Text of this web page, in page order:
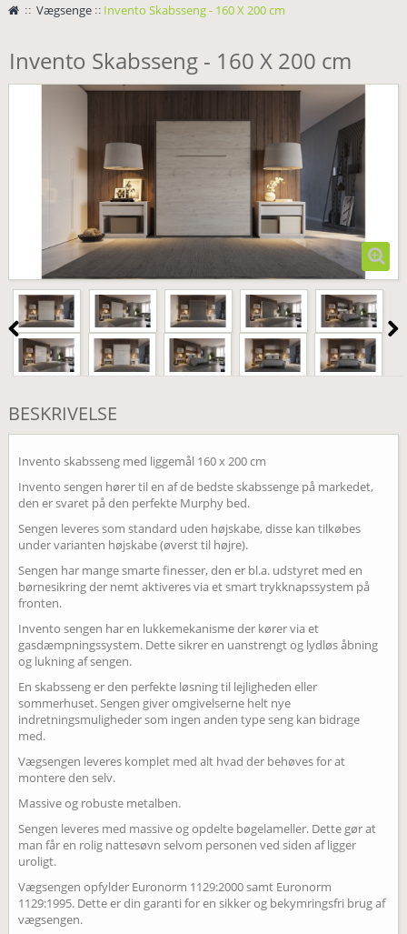
> Vægsenge > Invento Skabsseng - 160 X 200 cm
Invento Skabsseng - 160 X 200 cm
BESKRIVELSE
Invento skabsseng med liggemål 160 x 200 cm
Invento sengen hører til en af de bedste skabssenge på markedet,
den er svaret på den perfekte Murphy bed.
Sengen leveres som standard uden højskabe, disse kan tilkøbes
under varianten højskabe (øverst til højre).
Sengen har mange smarte finesser, den er bl.a. udstyret med en
børnesikring der nemt aktiveres via et smart trykknapssystem på
fronten.
Invento sengen har en lukkemekanisme der kører via et
gasdæmpningssystem. Dette sikrer en uanstrengt og lydløs åbning
og lukning af sengen.
En skabsseng er den perfekte løsning til lejligheden eller
sommerhuset. Sengen giver omgivelserne helt nye
indretningsmuligheder som ingen anden type seng kan bidrage
med.
Vægsengen leveres komplet med alt hvad der behøves for at
montere den selv.
Massive og robuste metalben.
Sengen leveres med massive og opdelte bøgelameller. Dette gør at
man får en rolig nattesøvn selvom personen ved siden af ligger
uroligt.
Vægsengen opfylder Euronorm 1129:2000 samt Euronorm
1129:1995. Dette er din garanti for en sikker og bekymringsfri brug af
vægsengen.